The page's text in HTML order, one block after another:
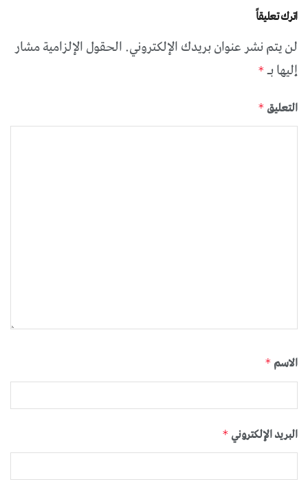
اترك تعليقاً
لن يتم نشر عنوان بريدك الإلكتروني.الحقول الإلزامية مشار
إليها بـ *
التعليق *
الاسم *
البريد الإلكتروني *